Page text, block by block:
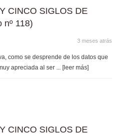
CINCO SIGLOS DE
nº 118)
3 meses atrás
como se desprende de los datos que
apreciada al ser ... [leer más]
CINCO SIGLOS DE